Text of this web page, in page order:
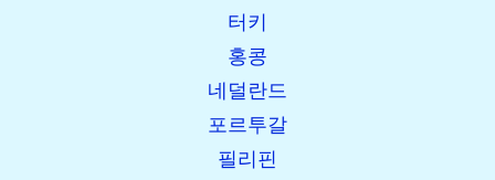
터키
홍콩
네덜란드
포르투갈
필리핀